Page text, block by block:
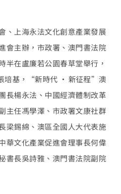
、上海永法文化創意產業發展
會主辦，市政署、澳門書法院
半在盧廉若公園春草堂舉行，
培基，“新時代 · 新征程”澳
長楊永法、中國經濟體制改革
主任馮學澤、市政署文康社群
梁錫綿、澳區全國人大代表施
華文化產業促進會理事長何偉
書長吳詩雅、澳門書法院副院